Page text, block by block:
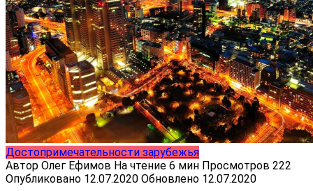
Достопримечательности зарубежья
Автор Олег Ефимов На чтение 6 мин Просмотров 222
Опубликовано 12.07.2020 Обновлено 12.07.2020